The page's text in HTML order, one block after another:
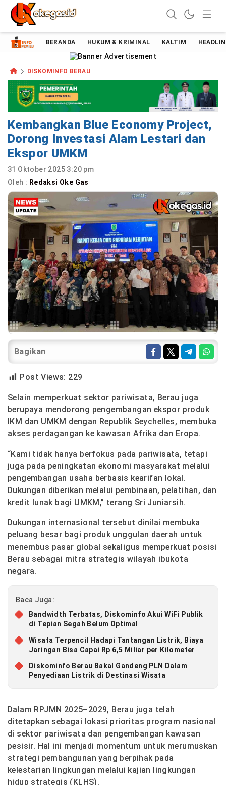
Oke Gas Indonesia | Energi Positif Informasi Terkini!
BERANDA HUKUM & KRIMINAL KALTIM
DISKOMINFO BERAU
Kembangkan Blue Economy Project,
Dorong Investasi Alam Lestari dan
Ekspor UMKM
31 Oktober 2025 3:20 pm
Oleh : Redaksi Oke Gas
Bagikan
Post Views: 229
Selain memperkuat sektor pariwisata, Berau juga
berupaya mendorong pengembangan ekspor produk
IKM dan UMKM dengan Republik Seychelles, membuka
akses perdagangan ke kawasan Afrika dan Eropa.
“Kami tidak hanya berfokus pada pariwisata, tetapi
juga pada peningkatan ekonomi masyarakat melalui
pengembangan usaha berbasis kearifan lokal.
Dukungan diberikan melalui pembinaan, pelatihan, dan
kredit lunak bagi UMKM,” terang Sri Juniarsih.
Dukungan internasional tersebut dinilai membuka
peluang besar bagi produk unggulan daerah untuk
menembus pasar global sekaligus memperkuat posisi
Berau sebagai mitra strategis wilayah ibukota
negara.
Baca Juga:
Bandwidth Terbatas, Diskominfo Akui WiFi Publik
di Tepian Segah Belum Optimal
Wisata Terpencil Hadapi Tantangan Listrik, Biaya
Jaringan Bisa Capai Rp 6,5 Miliar per Kilometer
Diskominfo Berau Bakal Gandeng PLN Dalam
Penyediaan Listrik di Destinasi Wisata
Dalam RPJMN 2025–2029, Berau juga telah
ditetapkan sebagai lokasi prioritas program nasional
di sektor pariwisata dan pengembangan kawasan
pesisir. Hal ini menjadi momentum untuk merumuskan
strategi pembangunan yang berpihak pada
kelestarian lingkungan melalui kajian lingkungan
hidup strategis (KLHS).